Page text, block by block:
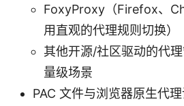
FoxyProxy（Firefox、
用直观的代理规则切换）
其他开源/社区驱动的代
量级场景
PAC 文件与浏览器原生代